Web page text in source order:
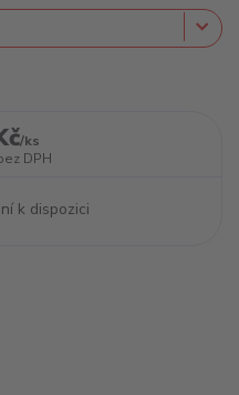
/ks
DPH
k dispozici